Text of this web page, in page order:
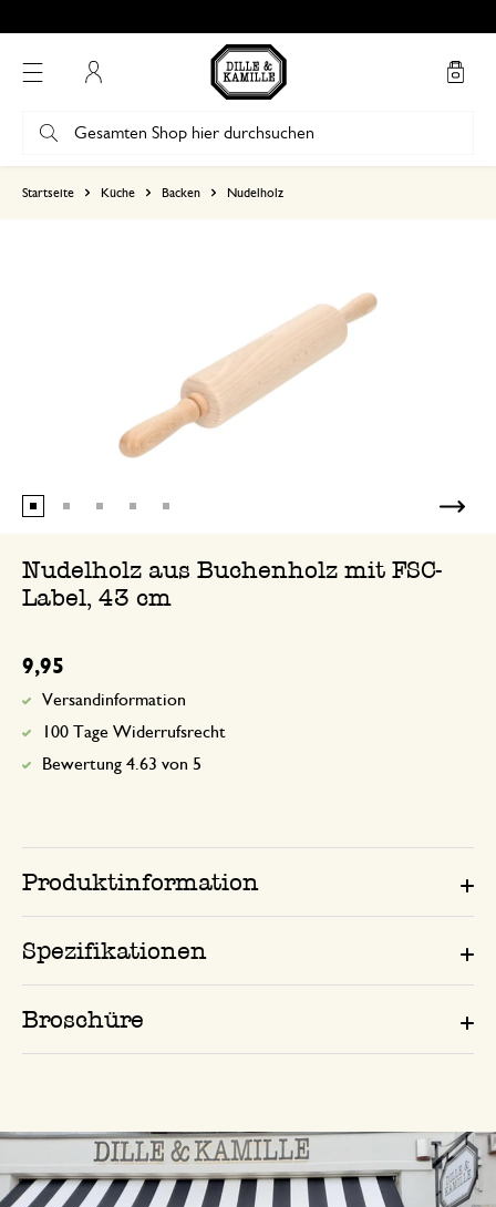
Startseite Küche Backen Nudelholz
Nudelholz aus Buchenholz mit FSC-
Label, 43 cm
9,95
Versandinformation
100 Tage Widerrufsrecht
Bewertung 4.63 von 5
Produktinformation
Spezifikationen
Broschüre